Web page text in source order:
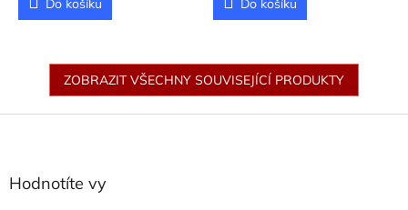
Do košíku Do košíku
ZOBRAZIT VŠECHNY SOUVISEJÍCÍ PRODUKTY
Hodnotíte vy